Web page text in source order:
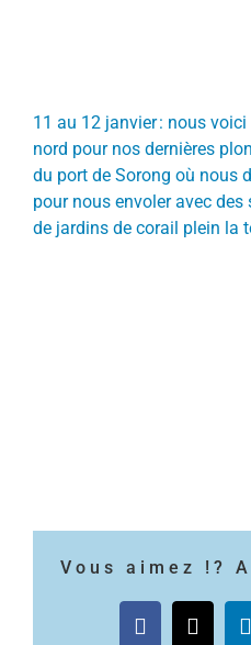
11 au 12 janvier : nous
nord pour nos dernières
du port de Sorong où nous
pour nous envoler avec
de jardins de corail plein la
Vous aimez !?
Facebook
X